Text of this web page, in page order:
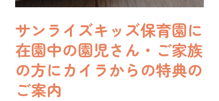
サンライズキッズ保育園に
在園中の園児さん・ご家族
の方にカイラからの特典の
ご案内